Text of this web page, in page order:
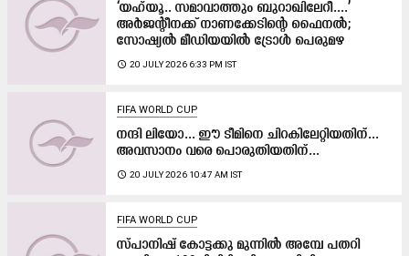
‘യഹ്‍യൂ.. സമാവാത്തും ബുറാഖിലേറീ....’
അർജന്റീനക്ക് നാണക്കേടിന്റെ ഫൈനൽ;
സോഷ്യൽ മീഡിയയിൽ ട്രോൾ പെരുമഴ
access_time 20 JULY 2026 6:33 PM IST
FIFA WORLD CUP
നന്ദി ലിയോ... ഈ ടീമിനെ ചിറകിലേറ്റിയതിന്...
അവസാനം വരെ പൊരുതിയതിന്...
access_time 20 JULY 2026 10:47 AM IST
FIFA WORLD CUP
സ്പാനിഷ് കോട്ടക്കു മുന്നിൽ അമ്പേ പതറി